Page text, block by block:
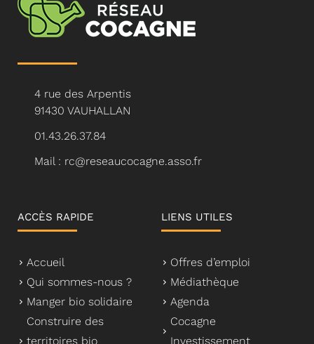
4 rue des Arpentis
91430 VAUHALLAN
01.43.26.37.84
Mail : rc@reseaucocagne.asso.fr
ACCÈS RAPIDE
Accueil
Qui sommes-nous ?
Manger bio solidaire
Construire des
territoires bio
LIENS UTILES
Offres d’emploi
Médiathèque
Agenda
Cocagne
Investissement